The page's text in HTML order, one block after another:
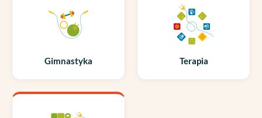
Gimnastyka Terapia